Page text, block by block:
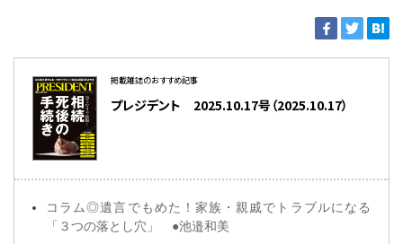
掲載雑誌のおすすめ記事
プレジデント 2025.10.17号（2025.10.17）
コラム◎遺言でもめた！家族・親戚でトラブルになる
「３つの落とし穴」 ●池邉和美